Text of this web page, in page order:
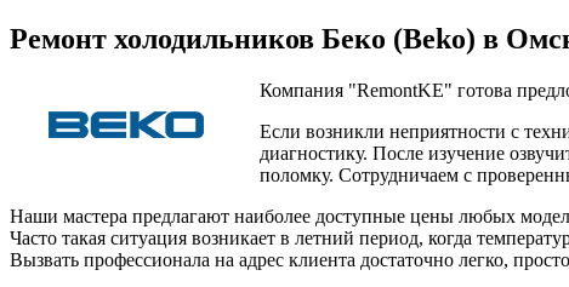
Ремонт холодильников Беко (Beko) в
Компания "RemontKE" готова
Если возникли неприятности с
диагностику. После изучение
поломку. Сотрудничаем с
Наши мастера предлагают наиболее доступные цены любых
Часто такая ситуация возникает в летний период, когда
Вызвать профессионала на адрес клиента достаточно легко,